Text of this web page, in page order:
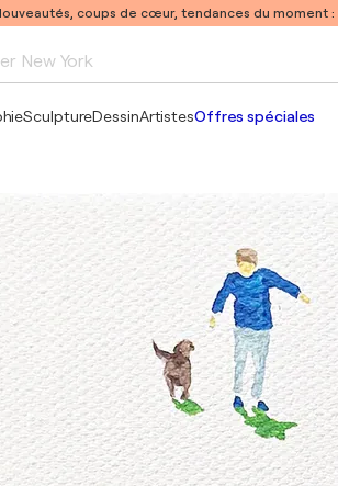
coups de cœur, tendances du moment :
New York
SculptureDessinArtistesOffres spéciales